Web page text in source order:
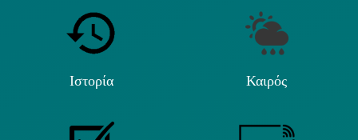
Ιστορία Καιρός